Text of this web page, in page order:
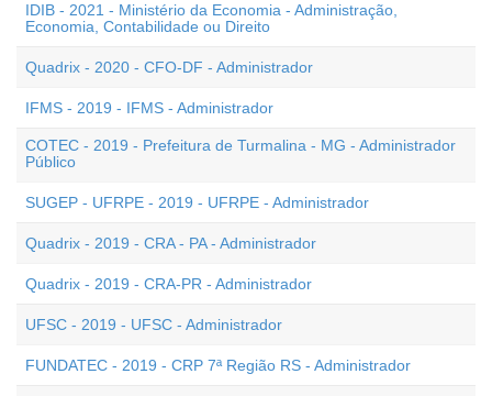
IDIB - 2021 - Ministério da Economia - Administração,
Economia, Contabilidade ou Direito
Quadrix - 2020 - CFO-DF - Administrador
IFMS - 2019 - IFMS - Administrador
COTEC - 2019 - Prefeitura de Turmalina - MG - Administrador
Público
SUGEP - UFRPE - 2019 - UFRPE - Administrador
Quadrix - 2019 - CRA - PA - Administrador
Quadrix - 2019 - CRA-PR - Administrador
UFSC - 2019 - UFSC - Administrador
FUNDATEC - 2019 - CRP 7ª Região RS - Administrador